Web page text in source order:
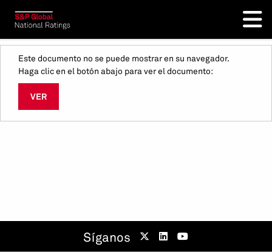
Este documento no se puede mostrar en su navegador.
Haga clic en el botón abajo para ver el documento:
VER
Síganos